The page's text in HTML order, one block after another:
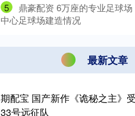
5
鼎豪配资 6万座的专业足球
中心足球场建造情况
最新文章
期配宝 国产新作《诡秘之主》
33号远征队